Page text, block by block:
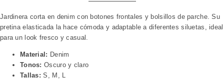
Jardinera corta en denim con botones frontales y bolsillos de parche. Su
pretina elasticada la hace cómoda y adaptable a diferentes siluetas, ideal
para un look fresco y casual.
Material: Denim
Tonos: Oscuro y claro
Tallas: S, M, L